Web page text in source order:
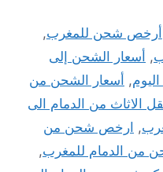
أرخص شحن للمغرب,
, أسعار الشحن إلى
, أسعار الشحن من
الاثاث من الدمام الى
, ارخص شحن من
من الدمام للمغرب,